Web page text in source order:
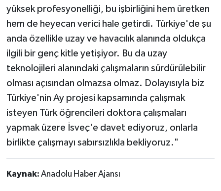
yüksek profesyonelliği, bu işbirliğini hem üretken
hem de heyecan verici hale getirdi. Türkiye'de şu
anda özellikle uzay ve havacılık alanında oldukça
ilgili bir genç kitle yetişiyor. Bu da uzay
teknolojileri alanındaki çalışmaların sürdürülebilir
olması açısından olmazsa olmaz. Dolayısıyla biz
Türkiye'nin Ay projesi kapsamında çalışmak
isteyen Türk öğrencileri doktora çalışmaları
yapmak üzere İsveç'e davet ediyoruz, onlarla
birlikte çalışmayı sabırsızlıkla bekliyoruz."
Kaynak: Anadolu Haber Ajansı